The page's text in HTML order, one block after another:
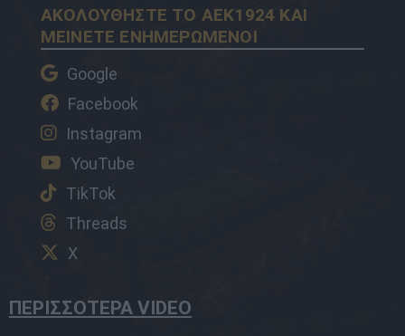
ΑΚΟΛΟΥΘΗΣΤΕ ΤΟ AEK1924 ΚΑΙ
ΜΕΙΝΕΤΕ ΕΝΗΜΕΡΩΜΕΝΟΙ
Google
Facebook
Instagram
YouTube
TikTok
Threads
X
ΠΕΡΙΣΣΟΤΕΡΑ VIDEO